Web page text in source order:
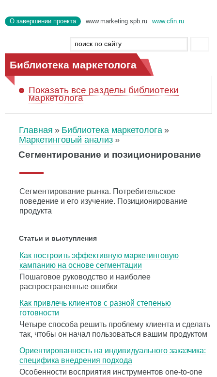
О завершении проекта www.marketing.spb.ru www.cfin.ru
Библиотека маркетолога
Показать все разделы библиотеки
маркетолога
Главная
Библиотека маркетолога
Маркетинговый анализ
Сегментирование и позиционирование
Сегментирование рынка. Потребительское
поведение и его изучение. Позиционирование
продукта
Статьи и выступления
Как построить эффективную маркетинговую
кампанию на основе сегментации
Пошаговое руководство и наиболее
распространенные ошибки
Как привлечь клиентов с разной степенью
готовности
Четыре способа решить проблему клиента и сделать
так, чтобы он начал пользоваться вашим продуктом
Ориентированность на индивидуального заказчика:
специфика внедрения подхода
Особенности восприятия инструментов one-to-one